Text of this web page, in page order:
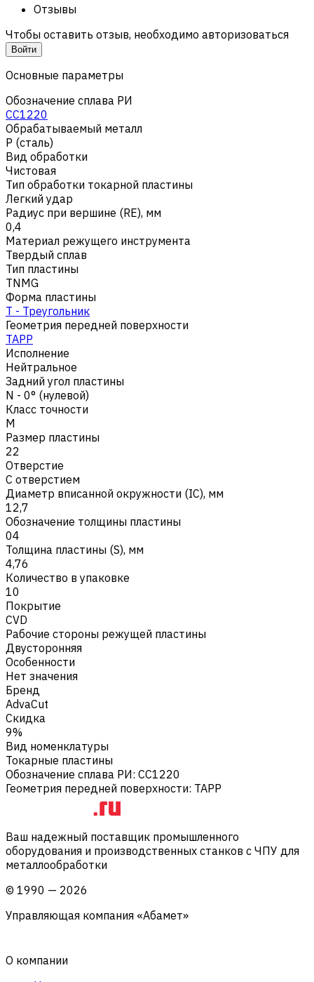
Отзывы
Чтобы оставить отзыв, необходимо авторизоваться
Войти
Основные параметры
Обозначение сплава РИ
CC1220
Обрабатываемый металл
Р (сталь)
Вид обработки
Чистовая
Тип обработки токарной пластины
Легкий удар
Радиус при вершине (RE), мм
0,4
Материал режущего инструмента
Твердый сплав
Тип пластины
TNMG
Форма пластины
T - Треугольник
Геометрия передней поверхности
TAPP
Исполнение
Нейтральное
Задний угол пластины
N - 0° (нулевой)
Класс точности
M
Размер пластины
22
Отверстие
С отверстием
Диаметр вписанной окружности (IC), мм
12,7
Обозначение толщины пластины
04
Толщина пластины (S), мм
4,76
Количество в упаковке
10
Покрытие
CVD
Рабочие стороны режущей пластины
Двусторонняя
Особенности
Нет значения
Бренд
AdvaCut
Скидка
9%
Вид номенклатуры
Токарные пластины
Обозначение сплава РИ: CC1220
Геометрия передней поверхности: TAPP
Ваш надежный поставщик промышленного
оборудования и производственных станков с ЧПУ для
металлообработки
© 1990 — 2026
Управляющая компания «Абамет»
О компании